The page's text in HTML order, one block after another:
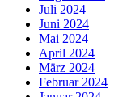
Juli 2024
Juni 2024
Mai 2024
April 2024
März 2024
Februar 2024